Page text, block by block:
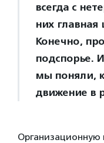
всегда с
них главная
Конечно,
подспорье.
мы поняли,
движение в
Организационную